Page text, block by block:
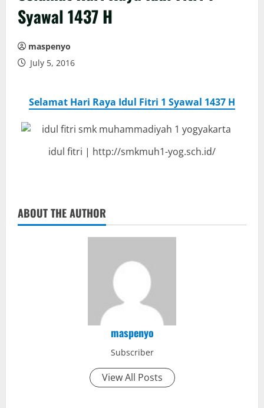
Syawal 1437 H
maspenyo
July 5, 2016
Selamat Hari Raya Idul Fitri 1 Syawal 1437 H
idul fitri | http://smkmuh1-yog.sch.id/
ABOUT THE AUTHOR
maspenyo
Subscriber
View All Posts